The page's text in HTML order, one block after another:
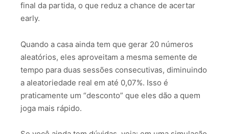
final da partida, o que reduz a chance de acertar
early.
Quando a casa ainda tem que gerar 20 números
aleatórios, eles aproveitam a mesma semente de
tempo para duas sessões consecutivas, diminuindo
a aleatoriedade real em até 0,07%. Isso é
praticamente um “desconto” que eles dão a quem
joga mais rápido.